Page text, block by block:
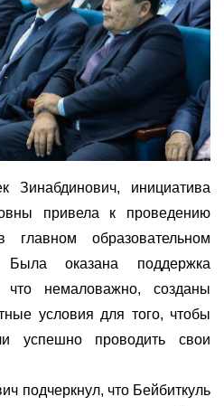
Зинабдинович, инициатива
привела к проведению
образовательном
Была оказана поддержка
что немаловажно, созданы
условия для того, чтобы
успешно проводить свои
подчеркнул, что Бейбиткуль